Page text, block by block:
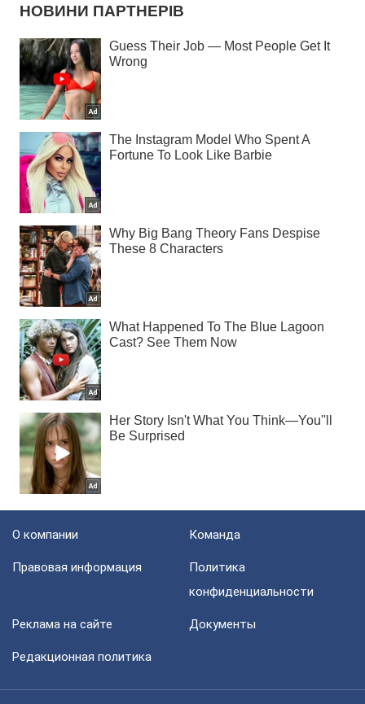
О компании Команда
Правовая информация
Политика
конфиденциальности
Реклама на сайте Документы
Редакционная политика